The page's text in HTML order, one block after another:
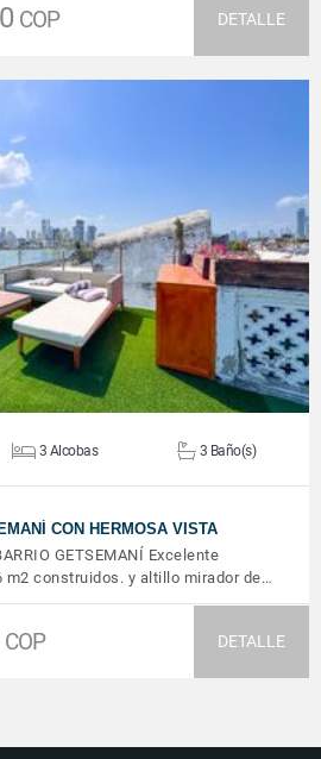
COP DETALLE
VER DETALLES
3 Alcobas 3 Baño(s)
CON HERMOSA VISTA
GETSEMANÍ Excelente
m2 construidos. y altillo mirador de…
COP DETALLE